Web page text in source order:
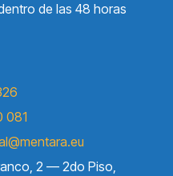
de las 48 horas
081
2 — 2do Piso,